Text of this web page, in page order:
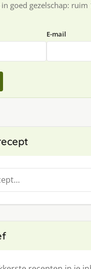
goed gezelschap:
E-mail